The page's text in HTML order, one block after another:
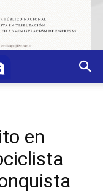
en